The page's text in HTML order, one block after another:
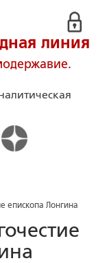
линия
епископа Лонгина